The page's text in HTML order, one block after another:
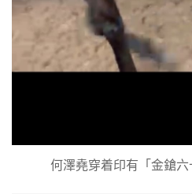
何澤堯穿着印有「金鎗六